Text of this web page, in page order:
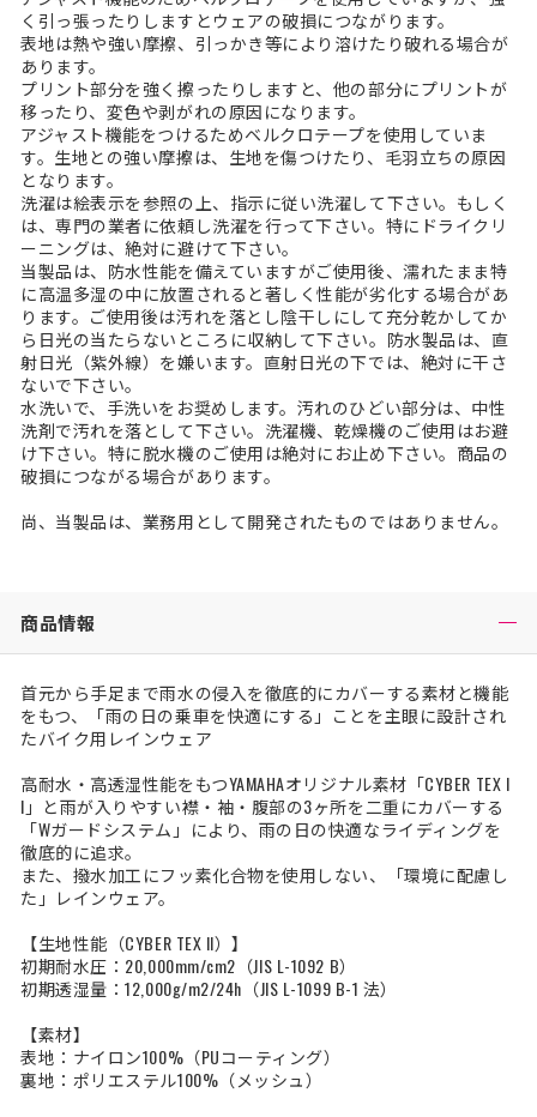
く引っ張ったりしますとウェアの破損につながります。
表地は熱や強い摩擦、引っかき等により溶けたり破れる場合が
あります。
プリント部分を強く擦ったりしますと、他の部分にプリントが
移ったり、変色や剥がれの原因になります。
アジャスト機能をつけるためベルクロテープを使用していま
す。生地との強い摩擦は、生地を傷つけたり、毛羽立ちの原因
となります。
洗濯は絵表示を参照の上、指示に従い洗濯して下さい。もしく
は、専門の業者に依頼し洗濯を行って下さい。特にドライクリ
ーニングは、絶対に避けて下さい。
当製品は、防水性能を備えていますがご使用後、濡れたまま特
に高温多湿の中に放置されると著しく性能が劣化する場合があ
ります。ご使用後は汚れを落とし陰干しにして充分乾かしてか
ら日光の当たらないところに収納して下さい。防水製品は、直
射日光（紫外線）を嫌います。直射日光の下では、絶対に干さ
ないで下さい。
水洗いで、手洗いをお奨めします。汚れのひどい部分は、中性
洗剤で汚れを落として下さい。洗濯機、乾燥機のご使用はお避
け下さい。特に脱水機のご使用は絶対にお止め下さい。商品の
破損につながる場合があります。
尚、当製品は、業務用として開発されたものではありません。
商品情報
首元から手足まで雨水の侵入を徹底的にカバーする素材と機能
をもつ、「雨の日の乗車を快適にする」ことを主眼に設計され
たバイク用レインウェア
高耐水・高透湿性能をもつYAMAHAオリジナル素材「CYBER TEX I
I」と雨が入りやすい襟・袖・腹部の3ヶ所を二重にカバーする
「Wガードシステム」により、雨の日の快適なライディングを
徹底的に追求。
また、撥水加工にフッ素化合物を使用しない、「環境に配慮し
た」レインウェア。
【生地性能（CYBER TEX II）】
初期耐水圧：20,000mm/cm2（JIS L-1092 B）
初期透湿量：12,000g/m2/24h（JIS L-1099 B-1 法）
【素材】
表地：ナイロン100%（PUコーティング）
裏地：ポリエステル100%（メッシュ）